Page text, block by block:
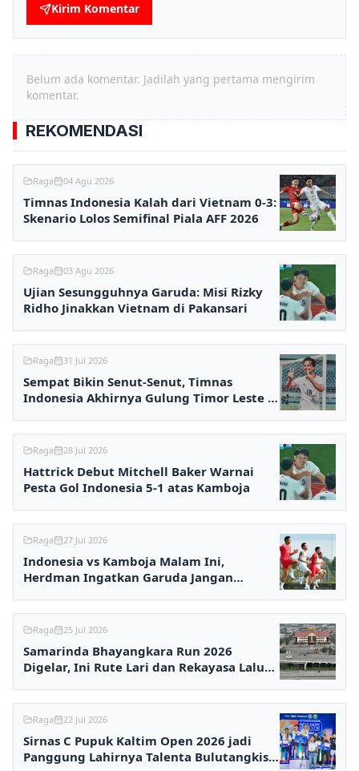
Kirim Komentar
Belum ada komentar. Jadilah yang pertama mengirim
komentar.
REKOMENDASI
Raga 04 Agu 2026
Timnas Indonesia Kalah dari Vietnam 0-3:
Skenario Lolos Semifinal Piala AFF 2026
Raga 03 Agu 2026
Ujian Sesungguhnya Garuda: Misi Rizky
Ridho Jinakkan Vietnam di Pakansari
Raga 31 Jul 2026
Sempat Bikin Senut-Senut, Timnas
Indonesia Akhirnya Gulung Timor Leste 3-
Raga 28 Jul 2026
Hattrick Debut Mitchell Baker Warnai
Pesta Gol Indonesia 5-1 atas Kamboja
Raga 27 Jul 2026
Indonesia vs Kamboja Malam Ini,
Herdman Ingatkan Garuda Jangan
Raga 25 Jul 2026
Samarinda Bhayangkara Run 2026
Digelar, Ini Rute Lari dan Rekayasa Lalu
Raga 22 Jul 2026
Sirnas C Pupuk Kaltim Open 2026 jadi
Panggung Lahirnya Talenta Bulutangkis